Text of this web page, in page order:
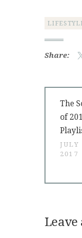
Share:
The
of
JULY
2017
Leave